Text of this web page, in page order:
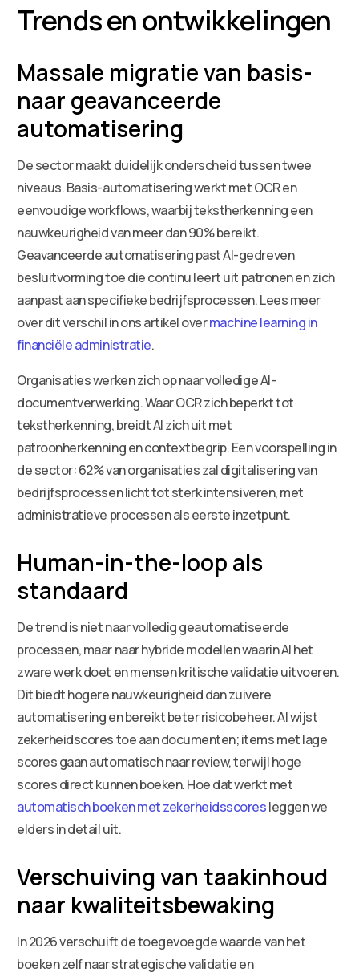
Trends en ontwikkelingen
Massale migratie van basis-
naar geavanceerde
automatisering
De sector maakt duidelijk onderscheid tussen twee
niveaus. Basis-automatisering werkt met OCR en
eenvoudige workflows, waarbij tekstherkenning een
nauwkeurigheid van meer dan 90% bereikt.
Geavanceerde automatisering past AI-gedreven
besluitvorming toe die continu leert uit patronen en zich
aanpast aan specifieke bedrijfsprocessen. Lees meer
over dit verschil in ons artikel overmachine learning in
financiële administratie.
Organisaties werken zich op naar volledige AI-
documentverwerking. Waar OCR zich beperkt tot
tekstherkenning, breidt AI zich uit met
patroonherkenning en contextbegrip. Een voorspelling in
de sector: 62% van organisaties zal digitalisering van
bedrijfsprocessen licht tot sterk intensiveren, met
administratieve processen als eerste inzetpunt.
Human-in-the-loop als
standaard
De trend is niet naar volledig geautomatiseerde
processen, maar naar hybride modellen waarin AI het
zware werk doet en mensen kritische validatie uitvoeren.
Dit biedt hogere nauwkeurigheid dan zuivere
automatisering en bereikt beter risicobeheer. AI wijst
zekerheidscores toe aan documenten; items met lage
scores gaan automatisch naar review, terwijl hoge
scores direct kunnen boeken. Hoe dat werkt met
automatisch boeken met zekerheidsscoresleggen we
elders in detail uit.
Verschuiving van taakinhoud
naar kwaliteitsbewaking
In 2026 verschuift de toegevoegde waarde van het
boeken zelf naar strategische validatie en